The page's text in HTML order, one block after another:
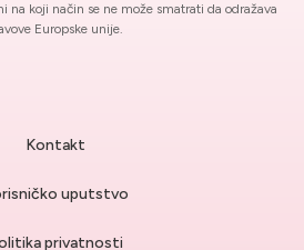
na koji način se ne može smatrati da odražava
Europske unije.
Kontakt
uputstvo
privatnosti